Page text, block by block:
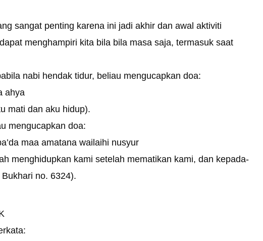
sangat penting karena ini jadi akhir dan awal aktiviti
menghampiri kita bila bila masa saja, termasuk saat
nabi hendak tidur, beliau mengucapkan doa:
ahya
mati dan aku hidup).
mengucapkan doa:
maa amatana wailaihi nusyur
menghidupkan kami setelah mematikan kami, dan kepada-
no. 6324).